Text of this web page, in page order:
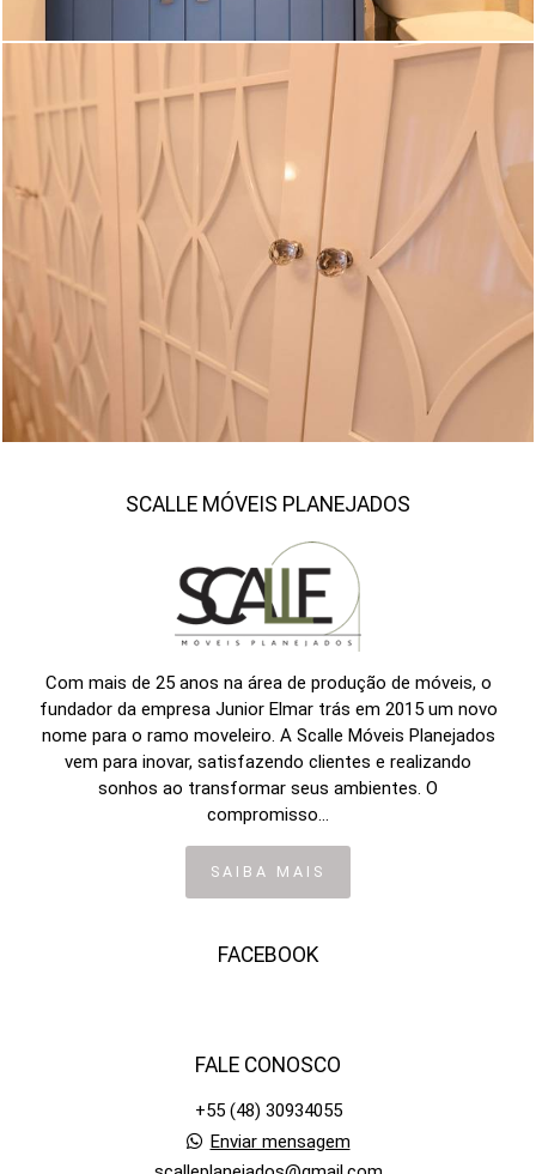
1259 0
SCALLE MÓVEIS PLANEJADOS
Com mais de 25 anos na área de produção de móveis, o
fundador da empresa Junior Elmar trás em 2015 um novo
nome para o ramo moveleiro. A Scalle Móveis Planejados
vem para inovar, satisfazendo clientes e realizando
sonhos ao transformar seus ambientes. O
compromisso...
SAIBA MAIS
FACEBOOK
FALE CONOSCO
+55 (48) 30934055
Enviar mensagem